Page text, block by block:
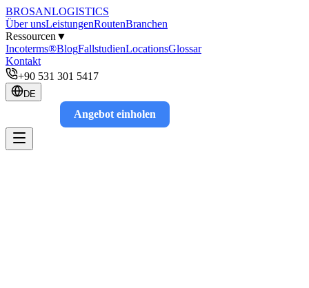
BROSANLOGISTICS
Über unsLeistungenRoutenBranchen
Ressourcen ▼
Incoterms®BlogFallstudienLocationsGlossar
Kontakt
+90 531 301 5417
DE
Angebot einholen